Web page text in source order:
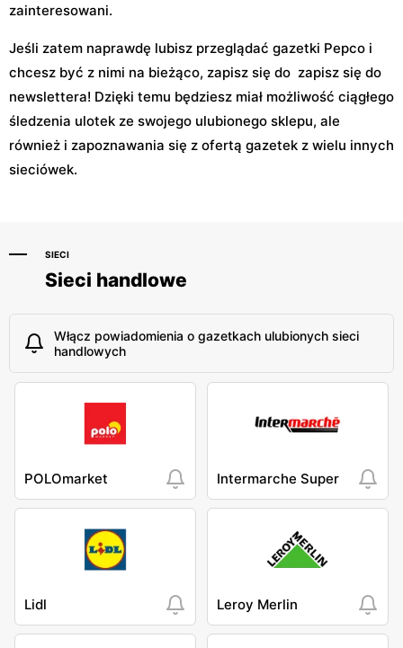
zainteresowani.
Jeśli zatem naprawdę lubisz przeglądać gazetki Pepco i
chcesz być z nimi na bieżąco, zapisz się do zapisz się do
newslettera! Dzięki temu będziesz miał możliwość ciągłego
śledzenia ulotek ze swojego ulubionego sklepu, ale
również i zapoznawania się z ofertą gazetek z wielu innych
sieciówek.
SIECI
Sieci handlowe
Włącz powiadomienia o gazetkach ulubionych sieci
handlowych
POLOmarket Intermarche Super
Lidl Leroy Merlin